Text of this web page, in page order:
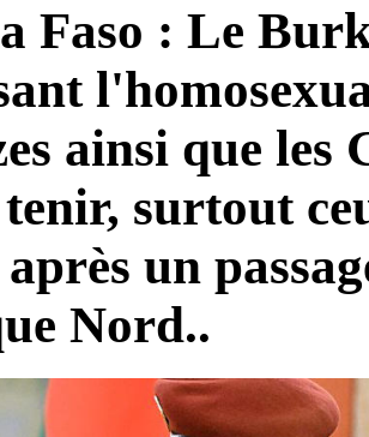
Faso : Le
ainsi que les
tenir, surtout
un
Nord..